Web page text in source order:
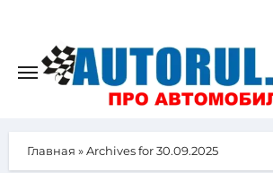
Главная »Archives for 30.09.2025